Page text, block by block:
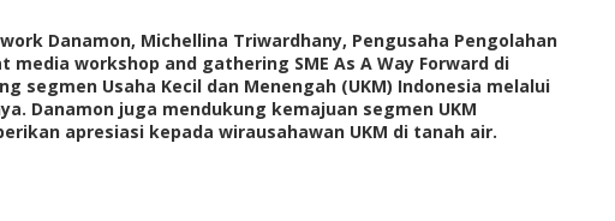
Danamon, Michellina Triwardhany, Pengusaha Pengolahan
workshop and gathering SME As A Way Forward di
segmen Usaha Kecil dan Menengah (UKM) Indonesia melalui
Danamon juga mendukung kemajuan segmen UKM
apresiasi kepada wirausahawan UKM di tanah air.